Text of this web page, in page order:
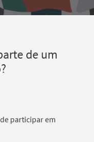
de um
participar em